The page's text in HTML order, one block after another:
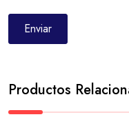
Productos